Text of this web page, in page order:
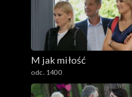
M jak miłość
odc. 1400